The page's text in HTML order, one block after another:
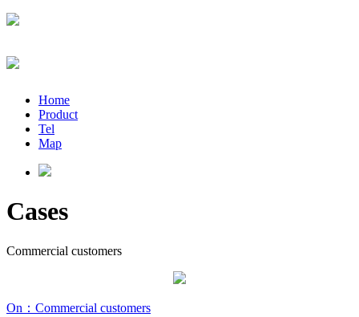
Home
Product
Tel
Map
Cases
Commercial customers
On：Commercial customers